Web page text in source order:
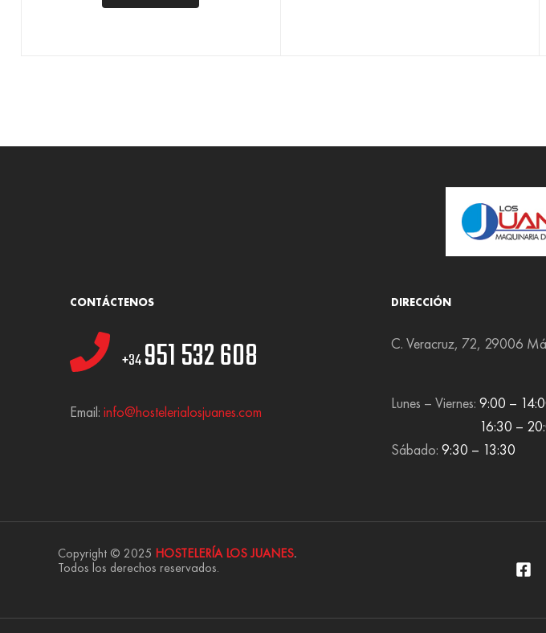
CONTÁCTENOS
+34951 532 608
Email: info@hostelerialosjuanes.com
DIRECCIÓN
C. Veracruz, 72, 29006
Lunes – Viernes: 9:00 –
16:30 –
Sábado: 9:30 – 13:30
Copyright © 2025 HOSTELERÍA LOS JUANES.
Todos los derechos reservados.